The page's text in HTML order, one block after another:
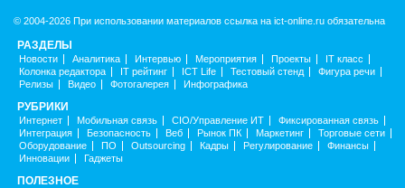
© 2004-2026 При использовании материалов ссылка на ict-online.ru обязательна
РАЗДЕЛЫ
Новости Аналитика Интервью Мероприятия Проекты
IT класс
Колонка редактора
IT рейтинг ICT Life Тестовый стенд
Фигура речи
Релизы
Видео Фотогалерея Инфографика
РУБРИКИ
Интернет Мобильная связь CIO/Управление ИТ
Фиксированная связь
Интеграция
Безопасность Веб Рынок ПК Маркетинг
Торговые сети
Оборудование
ПО Outsourcing Кадры Регулирование
Финансы
Инновации
Гаджеты
ПОЛЕЗНОЕ